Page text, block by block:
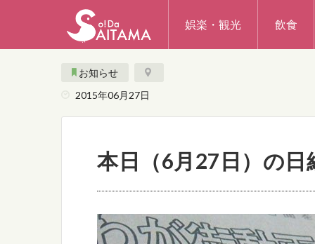
娯楽・観光 飲食
お知らせ
2015年06月27日
本日（6月27日）の